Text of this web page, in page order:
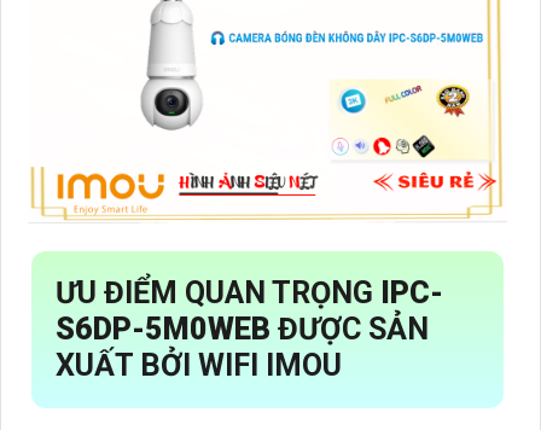
ƯU ĐIỂM QUAN TRỌNG IPC-
S6DP-5M0WEB ĐƯỢC SẢN
XUẤT BỞI WIFI IMOU